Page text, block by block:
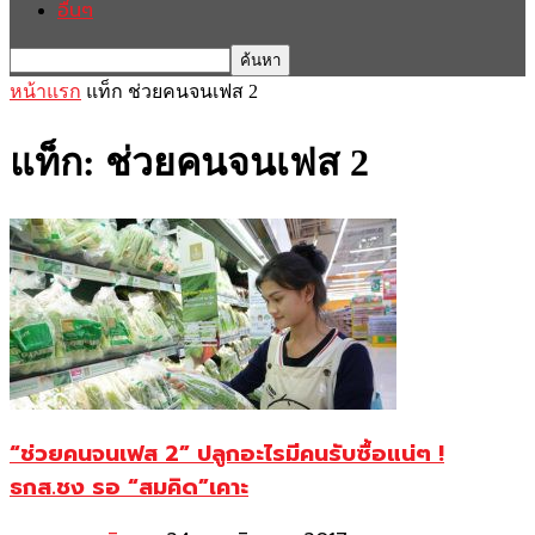
อื่นๆ
หน้าแรก แท็ก ช่วยคนจนเฟส 2
แท็ก: ช่วยคนจนเฟส 2
“ช่วยคนจนเฟส 2” ปลูกอะไรมีคนรับซื้อแน่ๆ !
ธกส.ชง รอ “สมคิด”เคาะ